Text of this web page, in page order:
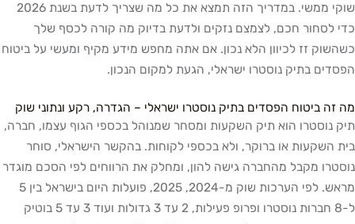
שוקי ממשי. במדריך הזה תמצא את כל מה שצריך לדעת בשנת 2026
חכם, לצמצם נזקים ולדעת בדיוק מה קורה לכסף שלך
זז לכיוון הלא נכון. אם אתה מחפש מידע מקיף ומעשי על ביטוח
בתיק נוסטרו ישראלי, הגעת למקום הנכון.
הפסדים בתיק נוסטרו ישראלי – הגדרה, רקע ונתוני שוק
הוא תיק השקעות ומסחר שמנוהל בכספי הגוף עצמו, חברה,
או ברוקר, ולא בכספי לקוחות. בהקשר הישראלי, סוחר
מקבל מהחברה גישה להון, ומחלק את הרווחים לפי הסכם מוגדר
מראש. לפי הערכות שוק מ-2024, 2025, פועלות היום בישראל בין 5
ל-8 חברות נוסטרו ופרופ פעילות, 2 עד 3 גדולות ועוד 3 עד 5 בוטיק